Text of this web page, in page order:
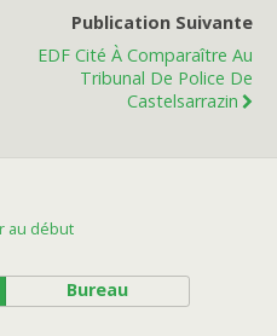
Publication Suivante
EDF Cité À Comparaître Au
Tribunal De Police De
Castelsarrazin
au début
Bureau